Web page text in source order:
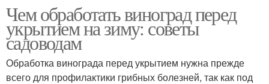
Чем обработать виноград перед
укрытием на зиму: советы
садоводам
Обработка винограда перед укрытием нужна прежде
всего для профилактики грибных болезней, так как под